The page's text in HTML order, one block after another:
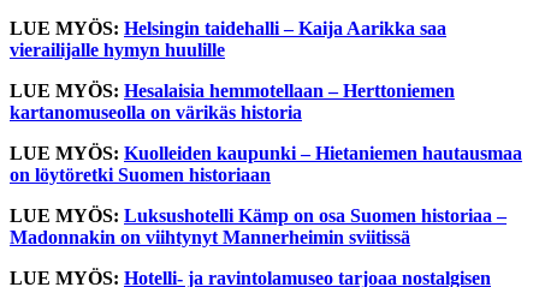
LUE MYÖS: Helsingin taidehalli – Kaija Aarikka saa
vierailijalle hymyn huulille
LUE MYÖS: Hesalaisia hemmotellaan – Herttoniemen
kartanomuseolla on värikäs historia
LUE MYÖS: Kuolleiden kaupunki – Hietaniemen hautausmaa
on löytöretki Suomen historiaan
LUE MYÖS: Luksushotelli Kämp on osa Suomen historiaa –
Madonnakin on viihtynyt Mannerheimin sviitissä
LUE MYÖS: Hotelli- ja ravintolamuseo tarjoaa nostalgisen